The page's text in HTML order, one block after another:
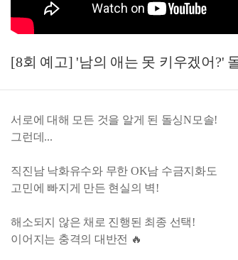
[8회 예고] '남의 애는 못 키우겠어?'
서로에 대해 모든 것을 알게 된 돌싱N모솔!
그런데...
직진남 낙화유수와 무한 OK남 수금지화도
고민에 빠지게 만든 현실의 벽!
해소되지 않은 채로 진행된 최종 선택!
이어지는 충격의 대반전 🔥